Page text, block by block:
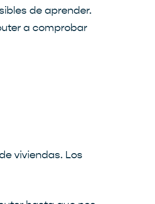
de aprender.
a comprobar
viviendas. Los